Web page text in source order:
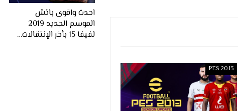
PES 2013
احدث واقوى باتش
الموسم الجديد 2019
لفيفا 15 بأخر الإنتقالات…